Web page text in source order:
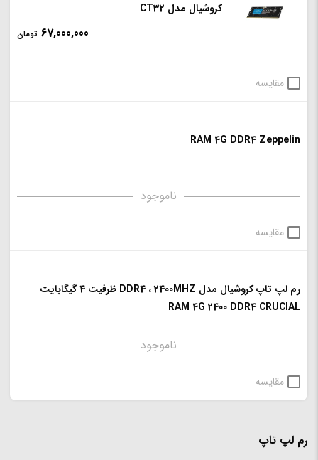
کروشیال مدل CT32
67,000,000 تومان
مقایسه
RAM 4G DDR4 Zeppelin
ناموجود
مقایسه
رم لپ تاپ کروشیال مدل DDR4 ، 2400MHZ ظرفیت 4 گیگابایت
RAM 4G 2400 DDR4 CRUCIAL
ناموجود
مقایسه
رم لپ تاپ